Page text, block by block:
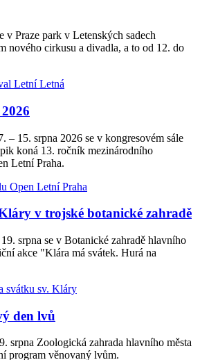
v Praze park v Letenských sadech
nového cirkusu a divadla, a to od 12. do
– 15. srpna 2026 se v kongresovém sále
koná 13. ročník mezinárodního
Letní Praha.
v trojské botanické zahradě
srpna se v Botanické zahradě hlavního
akce "Klára má svátek. Hurá na
den lvů
srpna Zoologická zahrada hlavního města
program věnovaný lvům.